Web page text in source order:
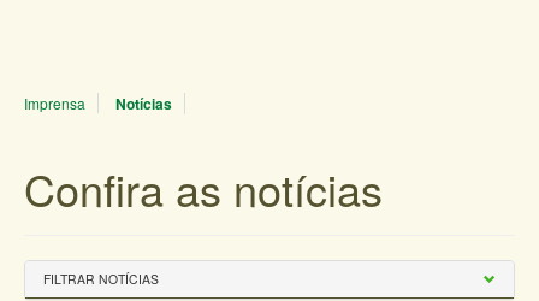
Imprensa Notícias
Confira as notícias
FILTRAR NOTÍCIAS